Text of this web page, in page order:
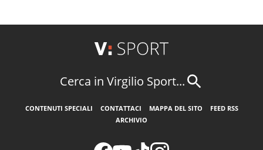
Cerca in Virgilio Sport...
CONTENUTI SPECIALI CONTATTACI MAPPA DEL SITO
FEED RSS
ARCHIVIO